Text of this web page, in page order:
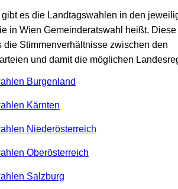
es die Landtagswahlen in den
in Wien Gemeinderatswahl heißt.
die Stimmenverhältnisse zwischen den
und damit die möglichen
Burgenland
Kärnten
Niederösterreich
Oberösterreich
Salzburg